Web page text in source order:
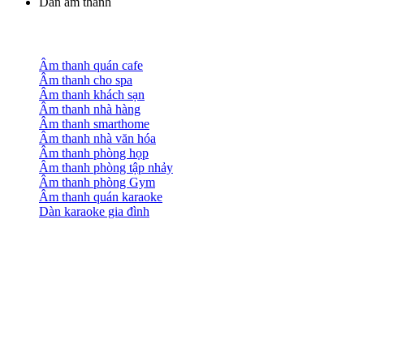
Âm thanh quán cafe
Âm thanh cho spa
Âm thanh khách sạn
Âm thanh nhà hàng
Âm thanh smarthome
Âm thanh nhà văn hóa
Âm thanh phòng họp
Âm thanh phòng tập nhảy
Âm thanh phòng Gym
Âm thanh quán karaoke
Dàn karaoke gia đình